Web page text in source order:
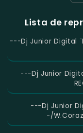
Lista de
---Dj Junior Digital
---Dj Junior
---Dj Junior
-/